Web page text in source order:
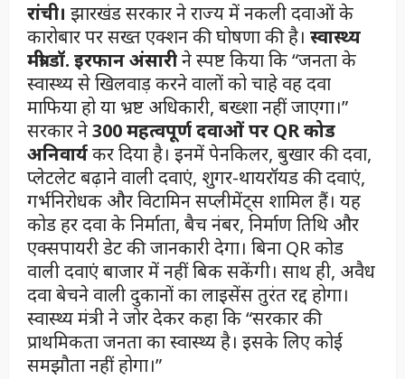
रांची। झारखंड सरकार ने राज्य में नकली दवाओं के
कारोबार पर सख्त एक्शन की घोषणा की है। स्वास्थ्य
मंत्री डॉ. इरफान अंसारीने स्पष्ट किया कि “जनता के
स्वास्थ्य से खिलवाड़ करने वालों को चाहे वह दवा
माफिया हो या भ्रष्ट अधिकारी, बख्शा नहीं जाएगा।”
सरकार ने300 महत्वपूर्ण दवाओं पर QR कोड
अनिवार्यकर दिया है। इनमें पेनकिलर, बुखार की दवा,
प्लेटलेट बढ़ाने वाली दवाएं, शुगर-थायरॉयड की दवाएं,
गर्भनिरोधक और विटामिन सप्लीमेंट्स शामिल हैं। यह
कोड हर दवा के निर्माता, बैच नंबर, निर्माण तिथि और
एक्सपायरी डेट की जानकारी देगा। बिना QR कोड
वाली दवाएं बाजार में नहीं बिक सकेंगी। साथ ही, अवैध
दवा बेचने वाली दुकानों का लाइसेंस तुरंत रद्द होगा।
स्वास्थ्य मंत्री ने जोर देकर कहा कि “सरकार की
प्राथमिकता जनता का स्वास्थ्य है। इसके लिए कोई
समझौता नहीं होगा।”